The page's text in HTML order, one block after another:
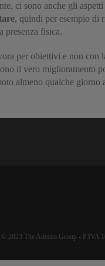
ci sono anche gli
, quindi per esempio di
presenza fisica.
per obiettivi e non con
il vero miglioramento
almeno qualche giorno
© 2023 The Adecco Group - P.IVA